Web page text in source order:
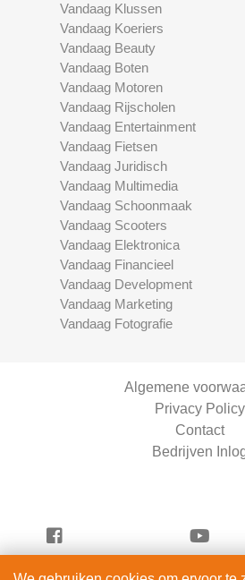
Vandaag Klussen
Vandaag Koeriers
Vandaag Beauty
Vandaag Boten
Vandaag Motoren
Vandaag Rijscholen
Vandaag Entertainment
Vandaag Fietsen
Vandaag Juridisch
Vandaag Multimedia
Vandaag Schoonmaak
Vandaag Scooters
Vandaag Elektronica
Vandaag Financieel
Vandaag Development
Vandaag Marketing
Vandaag Fotografie
Algemene
Privacy Policy
Contact
Bedrijven